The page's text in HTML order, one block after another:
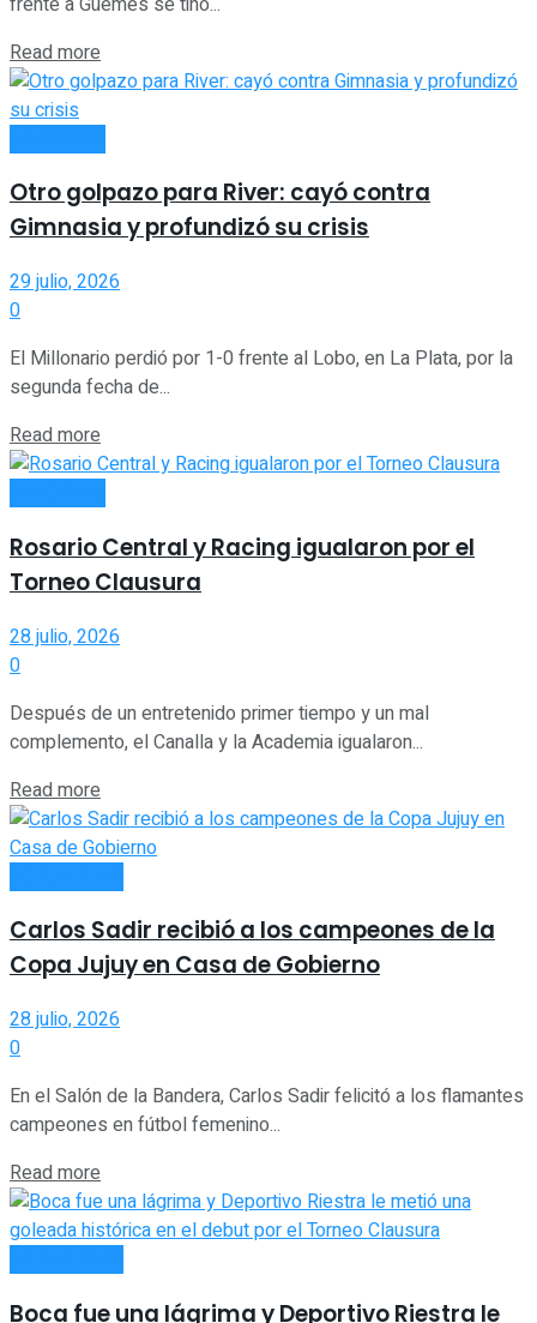
Read more
Otro golpazo para River: cayó contra
Gimnasia y profundizó su crisis
29 julio, 2026
0
El Millonario perdió por 1-0 frente al Lobo, en La Plata, por la
segunda fecha de...
Read more
Rosario Central y Racing igualaron por el
Torneo Clausura
28 julio, 2026
0
Después de un entretenido primer tiempo y un mal
complemento, el Canalla y la Academia igualaron...
Read more
Carlos Sadir recibió a los campeones de la
Copa Jujuy en Casa de Gobierno
28 julio, 2026
0
En el Salón de la Bandera, Carlos Sadir felicitó a los flamantes
campeones en fútbol femenino...
Read more
Boca fue una lágrima y Deportivo Riestra le